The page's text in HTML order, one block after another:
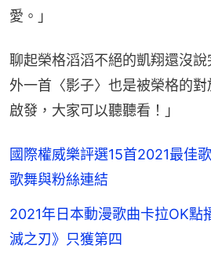
愛。」
聊起榮格滔滔不絕的凱翔還沒
外一首〈影子〉也是被榮格的
啟發，大家可以聽聽看！」
國際權威樂評選15首2021最佳
歌舞與粉絲連結
2021年日本動漫歌曲卡拉OK
滅之刃》只獲第四